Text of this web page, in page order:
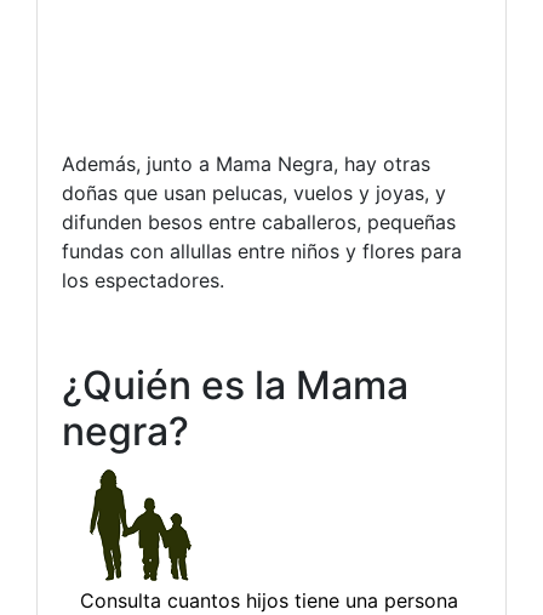
Además, junto a Mama Negra, hay otras
doñas que usan pelucas, vuelos y joyas, y
difunden besos entre caballeros, pequeñas
fundas con allullas entre niños y flores para
los espectadores.
¿Quién es la Mama
negra?